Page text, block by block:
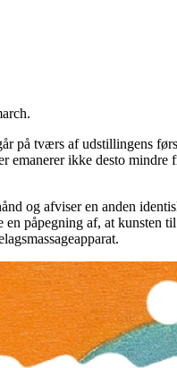
på tværs af udstillingens
ikke desto mindre
og afviser en anden
påpegning af, at kunsten